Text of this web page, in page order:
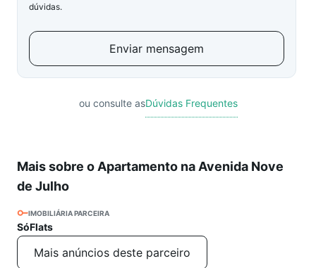
dúvidas.
Enviar mensagem
ou consulte asDúvidas Frequentes
Mais sobre o Apartamento na Avenida Nove
de Julho
IMOBILIÁRIA PARCEIRA
SóFlats
Mais anúncios deste parceiro